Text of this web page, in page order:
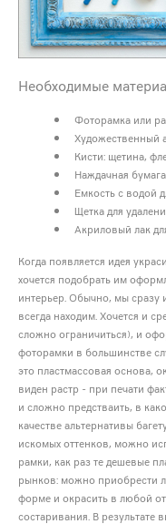
Необходимые
Фоторамка или
Художественный
Кисти: щетина,
Наждачная
Емкость с водой
Щетка для
Акриловый лак
Когда появляется идея
хочется подобрать им
интерьер. Обычно, мы сразу
всегда находим. Хочется и
сложно ограничиться), и
фоторамки в большинстве
это пластмассовая основа,
виден растр - при печати
и сложно предстваить, в
качестве альтернативы
искомых оттенков, можно
рамки, как раз те дешевые
рынков: можно приобрести
форме и окрасить в любой
состаривания. В результате